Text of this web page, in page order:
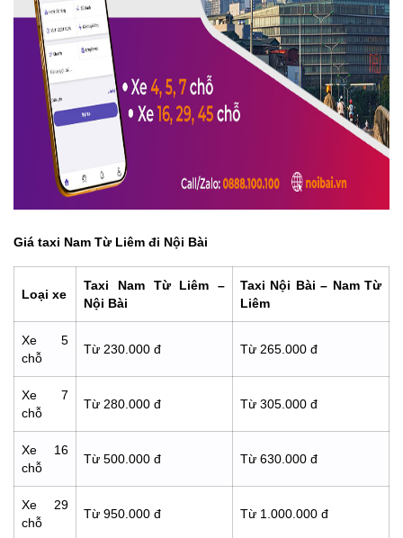
Giá taxi Nam Từ Liêm đi Nội Bài
Loại xe
Taxi Nam Từ Liêm –
Nội Bài
Taxi Nội Bài – Nam Từ
Liêm
Xe 5
chỗ
Từ 230.000 đ Từ 265.000 đ
Xe 7
chỗ
Từ 280.000 đ Từ 305.000 đ
Xe 16
chỗ
Từ 500.000 đ Từ 630.000 đ
Xe 29
chỗ
Từ 950.000 đ Từ 1.000.000 đ